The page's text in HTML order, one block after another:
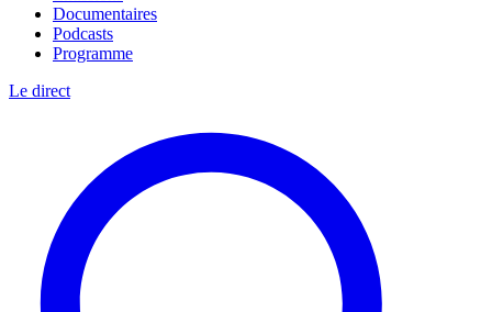
Documentaires
Podcasts
Programme
Le direct